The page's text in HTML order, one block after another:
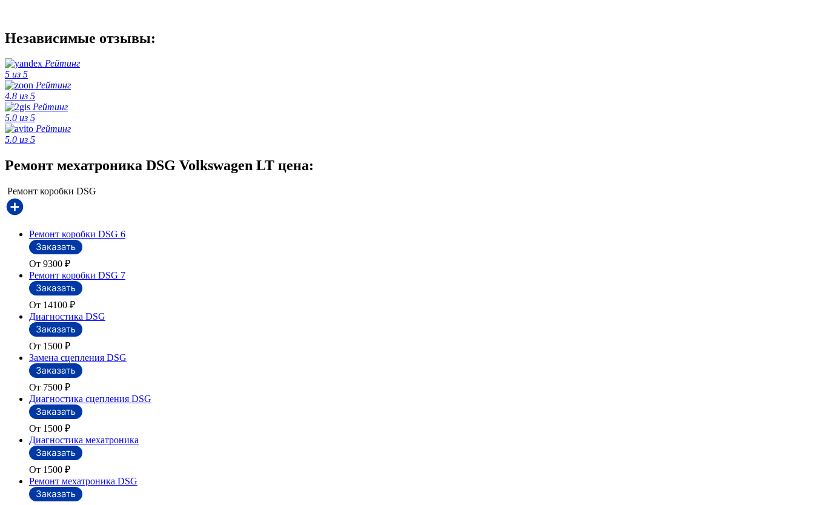
Независимые отзывы:
Рейтинг
5 из 5
Рейтинг
4.8 из 5
Рейтинг
5.0 из 5
Рейтинг
5.0 из 5
Ремонт мехатроника DSG Volkswagen LT цена:
Ремонт коробки DSG
Ремонт коробки DSG 6
От 9300 ₽
Ремонт коробки DSG 7
От 14100 ₽
Диагностика DSG
От 1500 ₽
Замена сцепления DSG
От 7500 ₽
Диагностика сцепления DSG
От 1500 ₽
Диагностика мехатроника
От 1500 ₽
Ремонт мехатроника DSG